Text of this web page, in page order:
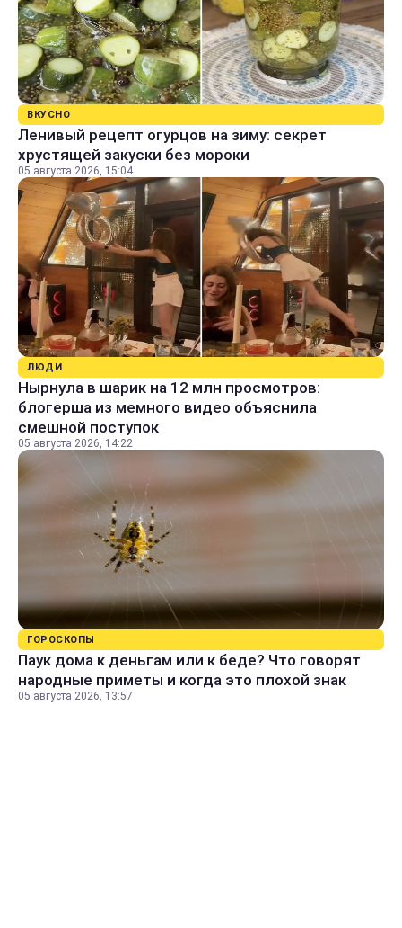
ВКУСНО
Ленивый рецепт огурцов на зиму: секрет
хрустящей закуски без мороки
05 августа 2026, 15:04
ЛЮДИ
Нырнула в шарик на 12 млн просмотров:
блогерша из мемного видео объяснила
смешной поступок
05 августа 2026, 14:22
ГОРОСКОПЫ
Паук дома к деньгам или к беде? Что говорят
народные приметы и когда это плохой знак
05 августа 2026, 13:57